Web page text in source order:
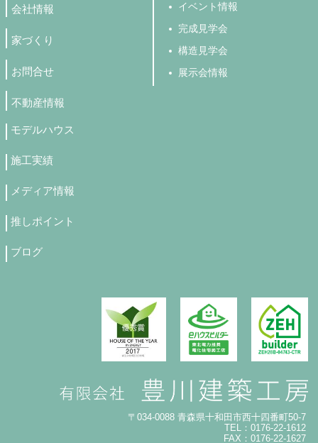
会社情報
家づくり
お問合せ
不動産情報
イベント情報
完成見学会
構造見学会
展示会情報
モデルハウス
施工実績
メディア情報
推しポイント
ブログ
〒034-0088 青森県十和田市西十四番町50-7
TEL：0176-22-1612
FAX：0176-22-1627